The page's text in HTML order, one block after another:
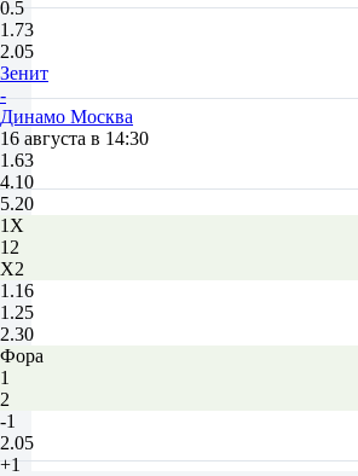
0.5
1.73
2.05
Зенит
-
Динамо Москва
16 августа в 14:30
1.63
4.10
5.20
1X
12
X2
1.16
1.25
2.30
Фора
1
2
-1
2.05
+1